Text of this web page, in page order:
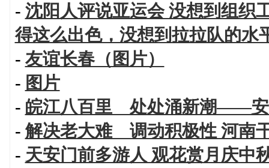
- 沈阳人评说亚运会 没想到组织
得这么出色，没想到拉拉队的水
- 友谊长春（图片）
- 图片
- 皖江八百里 处处涌新潮——安
- 解决老大难 调动积极性 河南
- 天安门前多游人 观花赏月庆